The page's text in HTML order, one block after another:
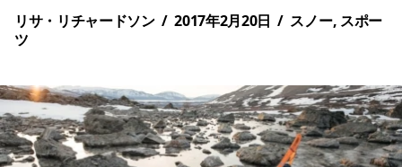
リサ・リチャードソン / 2017年2月20日 / スノー, スポー
ツ